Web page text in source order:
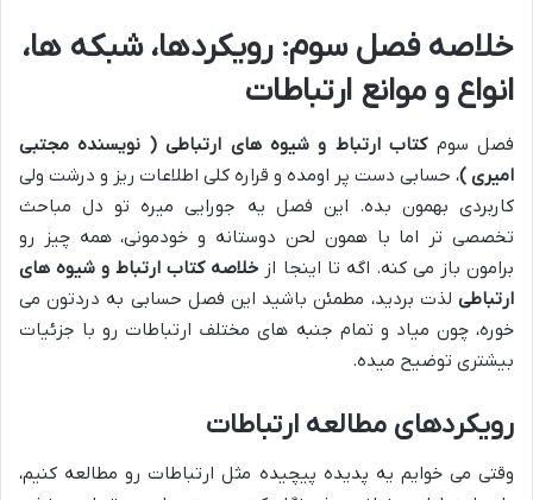
خلاصه فصل سوم: رویکردها، شبکه ها،
انواع و موانع ارتباطات
فصل سومکتاب ارتباط و شیوه های ارتباطی ( نویسنده مجتبی
امیری )، حسابی دست پر اومده و قراره کلی اطلاعات ریز و درشت ولی
کاربردی بهمون بده. این فصل یه جورایی میره تو دل مباحث
تخصصی تر اما با همون لحن دوستانه و خودمونی، همه چیز رو
برامون باز می کنه. اگه تا اینجا از خلاصه کتاب ارتباط و شیوه های
ارتباطی لذت بردید، مطمئن باشید این فصل حسابی به دردتون می
خوره، چون میاد و تمام جنبه های مختلف ارتباطات رو با جزئیات
بیشتری توضیح میده.
رویکردهای مطالعه ارتباطات
وقتی می خوایم یه پدیده پیچیده مثل ارتباطات رو مطالعه کنیم،